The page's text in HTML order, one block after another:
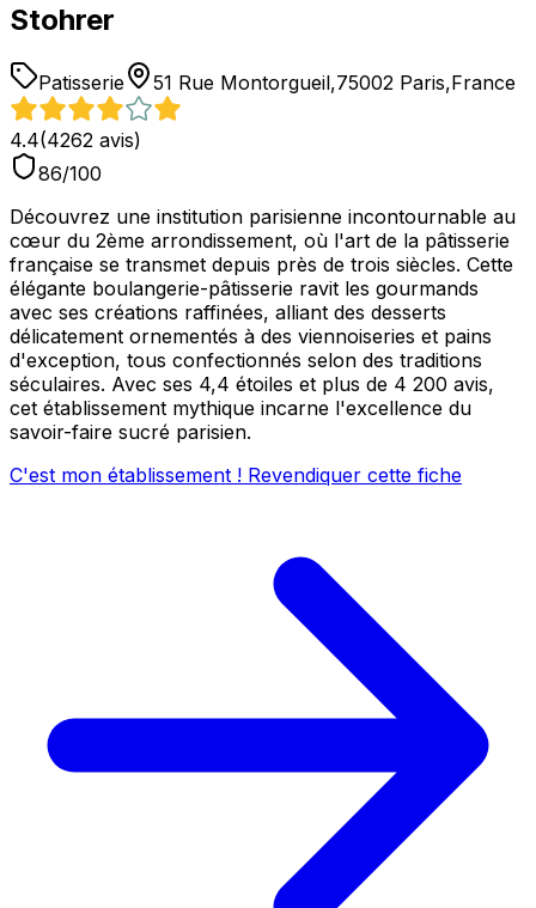
Stohrer
Patisserie 51 Rue Montorgueil,75002 Paris,France
4.4(4262 avis)
86/100
Découvrez une institution parisienne incontournable au
cœur du 2ème arrondissement, où l'art de la pâtisserie
française se transmet depuis près de trois siècles. Cette
élégante boulangerie-pâtisserie ravit les gourmands
avec ses créations raffinées, alliant des desserts
délicatement ornementés à des viennoiseries et pains
d'exception, tous confectionnés selon des traditions
séculaires. Avec ses 4,4 étoiles et plus de 4 200 avis,
cet établissement mythique incarne l'excellence du
savoir-faire sucré parisien.
C'est mon établissement ! Revendiquer cette fiche